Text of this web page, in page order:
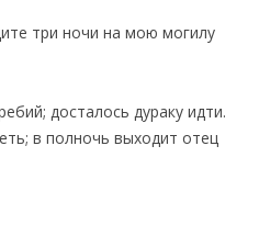
три ночи на мою могилу
досталось дураку идти.
в полночь выходит отец